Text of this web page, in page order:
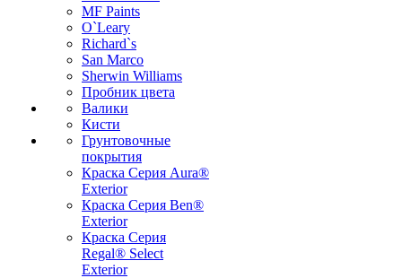
MF Paints
O`Leary
Richard`s
San Marco
Sherwin Williams
Пробник цвета
Валики
Кисти
Грунтовочные
покрытия
Краска Серия Aura®
Exterior
Краска Серия Ben®
Exterior
Краска Серия
Regal® Select
Exterior